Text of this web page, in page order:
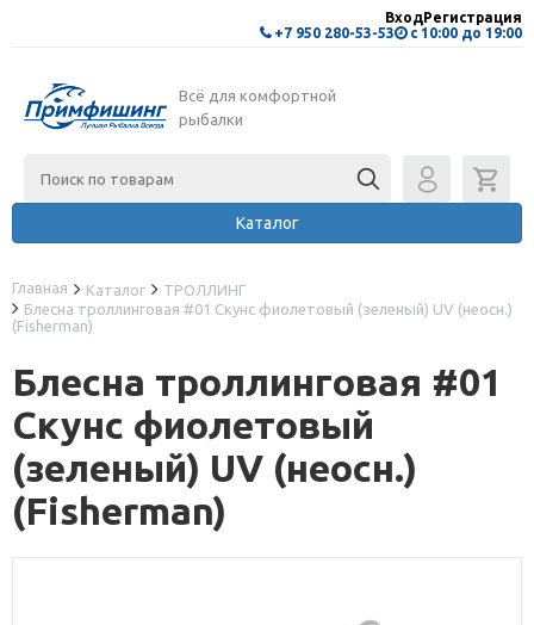
+7 950 280-53-53 с 10:00 до 19:00
ВходРегистрация
Всё для комфортной
рыбалки
Каталог
Главная Каталог
ТРОЛЛИНГ
Блесна троллинговая #01 Скунс фиолетовый (зеленый) UV (неосн.)
(Fisherman)
Блесна троллинговая #01
Скунс фиолетовый
(зеленый) UV (неосн.)
(Fisherman)